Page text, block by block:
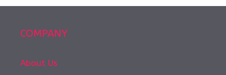
COMPANY
About Us